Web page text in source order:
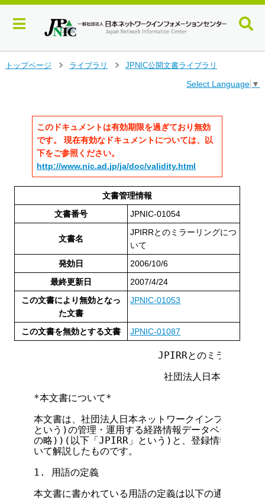
トップページ
ライブラリ
JPNIC公開文書ライブラリ
Select Language ▼
このドキュメントは有効期限を過ぎており無効
です。 現在有効なドキュメントについては、以
下をご参照ください。
http://www.nic.ad.jp/ja/doc/validity.html
文書管理情報
文書番号
JPNIC-01054
文書名
JPIRRとのミラーリングにつ
いて
発効日
2006/10/6
最終更新日
2007/4/24
この文書により無効となっ
た文書
JPNIC-01053
この文書を無効とする文書 JPNIC-01087
JPIRRとのミラーリング
社団法人日本ネットワー
*本文書について*
本文書は、社団法人日本ネットワークインフォメー
という)の管理・運用する経路情報データベー
の略))(以下「JPIRR」という)と、登録情報の交換
いて解説したものです。
1. 用語の定義
本文書に書かれている用語の定義は以下の通りです。